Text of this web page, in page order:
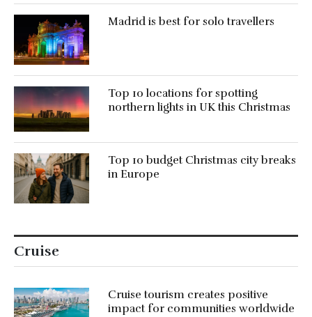
Madrid is best for solo travellers
Top 10 locations for spotting
northern lights in UK this Christmas
Top 10 budget Christmas city breaks
in Europe
Cruise
Cruise tourism creates positive
impact for communities worldwide